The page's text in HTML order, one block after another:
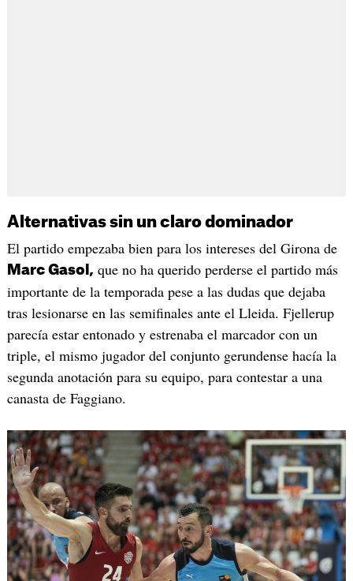
Alternativas sin un claro dominador
El partido empezaba bien para los intereses del Girona de
Marc Gasol, que no ha querido perderse el partido más
importante de la temporada pese a las dudas que dejaba
tras lesionarse en las semifinales ante el Lleida. Fjellerup
parecía estar entonado y estrenaba el marcador con un
triple, el mismo jugador del conjunto gerundense hacía la
segunda anotación para su equipo, para contestar a una
canasta de Faggiano.